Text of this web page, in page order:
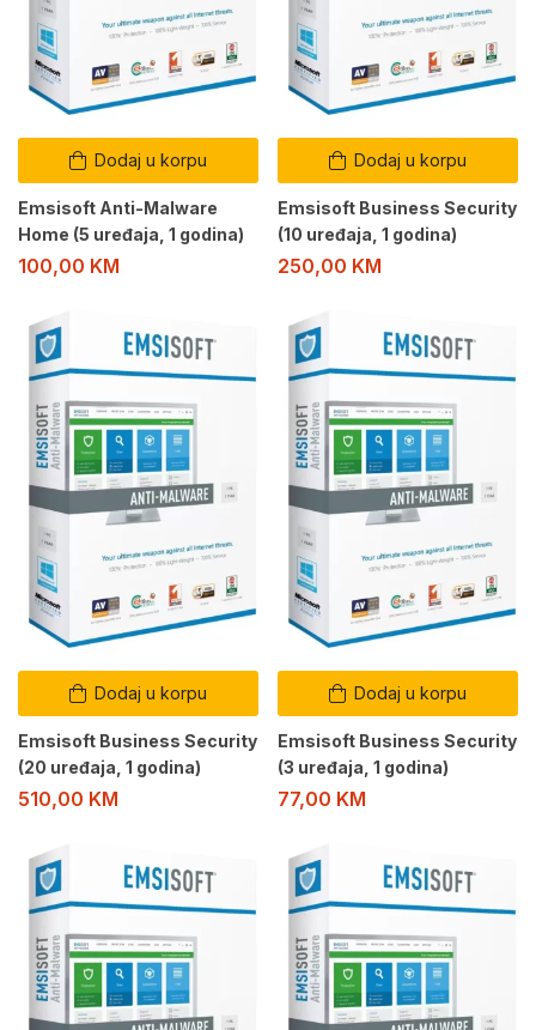
Dodaj u korpu
Emsisoft Anti-Malware
Home (5 uređaja, 1 godina)
100,00 KM
Dodaj u korpu
Emsisoft Business Security
(10 uređaja, 1 godina)
250,00 KM
Dodaj u korpu
Emsisoft Business Security
(20 uređaja, 1 godina)
510,00 KM
Dodaj u korpu
Emsisoft Business Security
(3 uređaja, 1 godina)
77,00 KM